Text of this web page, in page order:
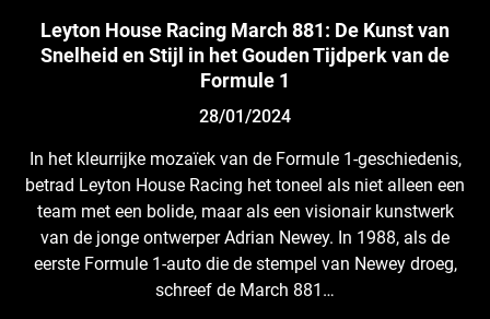
Leyton House Racing March 881: De Kunst van
Snelheid en Stijl in het Gouden Tijdperk van de
Formule 1
28/01/2024
In het kleurrijke mozaïek van de Formule 1-geschiedenis,
betrad Leyton House Racing het toneel als niet alleen een
team met een bolide, maar als een visionair kunstwerk
van de jonge ontwerper Adrian Newey. In 1988, als de
eerste Formule 1-auto die de stempel van Newey droeg,
schreef de March 881…